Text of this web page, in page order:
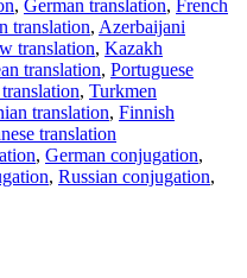
, German translation, French
translation, Azerbaijani
translation, Kazakh
translation, Portuguese
, Turkmen
translation, Finnish
translation
, German conjugation,
, Russian conjugation,